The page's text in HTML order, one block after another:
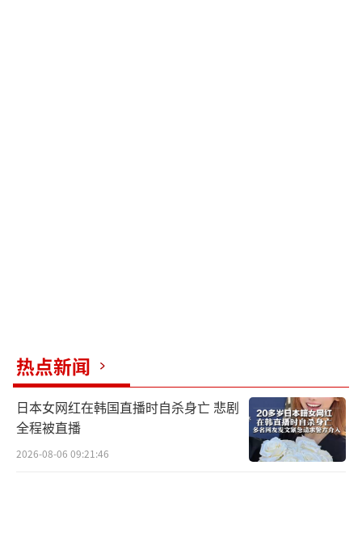
变”，我们已经明确向日方提出，日方所
谓“一贯立场”的具体内容到底是什么？日方
能不能完整公开地表述这个“一贯立场”？日
方一再重复所谓“立场未变”的概念，但却始
终没有触及问题实质。实际上，日方是在刻意
热点新闻
日本女网红在韩国直播时自杀身亡 悲剧
全程被直播
2026-08-06 09:21:46